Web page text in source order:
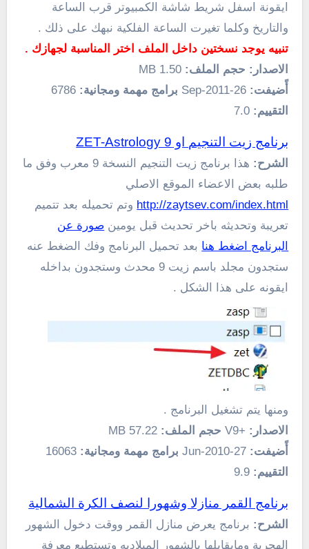
ايقونة اسفل شريط شاشة الكمبيوتر قرب الساعة
والتاريخ وكلما تغيرت الساعة الفلكية نبهك على ذلك .
تنبيه يوجد نسختين داخل الملف اختر المناسبة لجهازك .
الاصدار: حجم الملف:
أًضيفت:
برامج مهمة ومجانية:
التقييم:
برنامج زيت التنجيم او ZET-Astrology 9
الشرح:
هذا برنامج زيت التنجيم النسخة 9 معرب وفق ما
طلبه بعض الاعضاء الموقع الاصلي
http://zaytsev.com/index.html وتم تحميله بعد تتميم
تعريبة وتحديثه باخر تحديث قبل يومين صورة عن
البرنامج اضغط هنا بعد تحميل البرنامج وفك الضغط عنه
ستجدون مجلد باسم زيت 9 محدث وستجدون بداخله
ايقونه على هذا الشكل .
ومنها يتم تشغيل البرنامج .
الاصدار: +V9 حجم الملف:
أًضيفت:
برامج مهمة ومجانية:
التقييم:
برنامج القمر منازلا وشهورا لنصف الكرة الشمالية
الشرح: برنامج يعرض منازل القمر ووقت دخول الشهور
الهجرية ومايقابلها بالشهور الميلاديه وتستطيع معرفة